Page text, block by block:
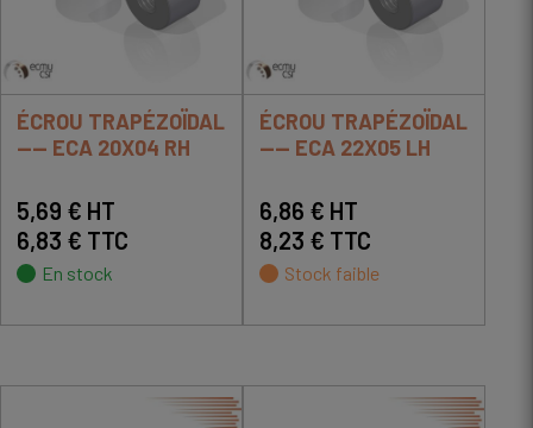
ÉCROU TRAPÉZOÏDAL
---- ECA 20X04 RH
5,69 € HT
6,83 € TTC
En stock
ÉCROU TRAPÉZOÏDAL
---- ECA 22X05 LH
6,86 € HT
8,23 € TTC
Stock faible